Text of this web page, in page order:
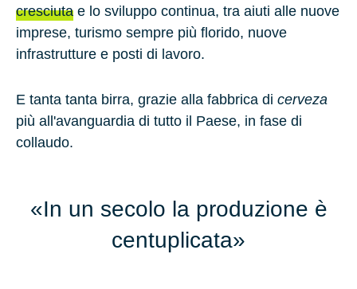
cresciuta e lo sviluppo continua, tra aiuti alle nuove
imprese, turismo sempre più florido, nuove
infrastrutture e posti di lavoro.
E tanta tanta birra, grazie alla fabbrica di cerveza
più all'avanguardia di tutto il Paese, in fase di
collaudo.
«In un secolo la produzione è
centuplicata»